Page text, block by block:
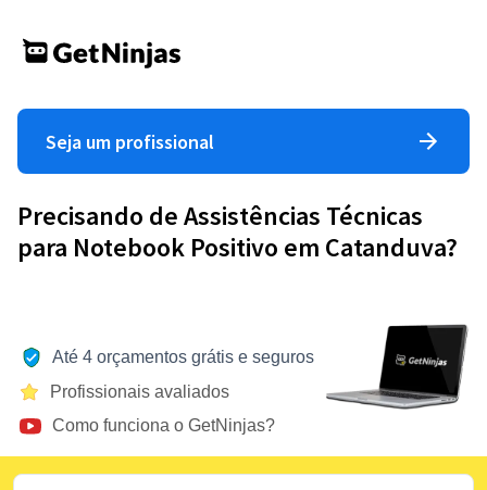
Seja um profissional
Precisando de Assistências Técnicas
para Notebook Positivo em Catanduva?
Até 4 orçamentos grátis e seguros
Profissionais avaliados
Como funciona o GetNinjas?